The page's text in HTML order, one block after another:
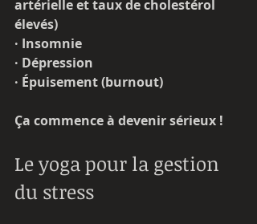
artérielle et taux de cholestérol
élevés)
· Insomnie
· Dépression
· Épuisement (burnout)
Ça commence à devenir sérieux !
Le yoga pour la gestion
du stress